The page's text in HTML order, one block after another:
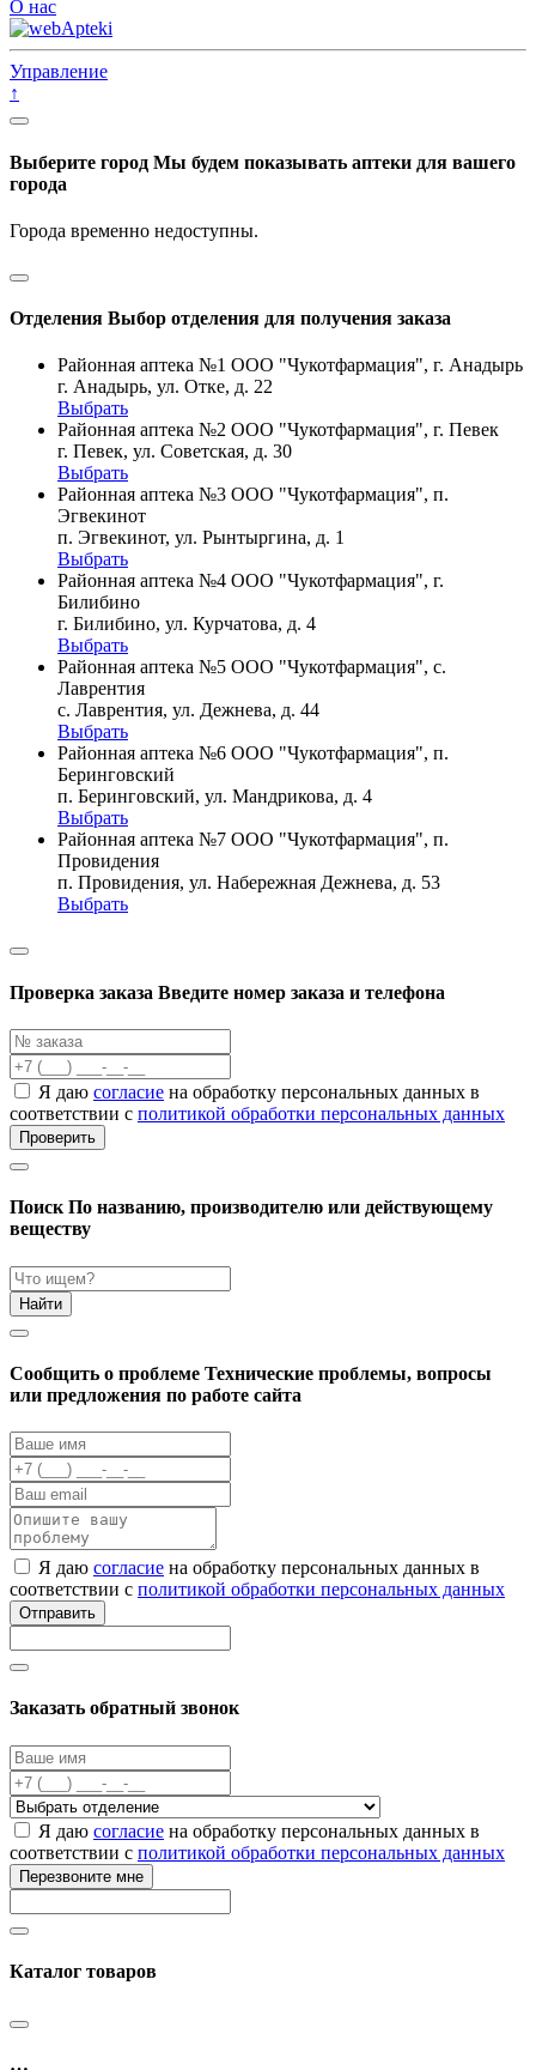
О нас
Управление
↑
Выберите город Мы будем показывать аптеки для вашего
города
Города временно недоступны.
Отделения Выбор отделения для получения заказа
Районная аптека №1 ООО "Чукотфармация", г. Анадырь
г. Анадырь, ул. Отке, д. 22
Выбрать
Районная аптека №2 ООО "Чукотфармация", г. Певек
г. Певек, ул. Советская, д. 30
Выбрать
Районная аптека №3 ООО "Чукотфармация", п.
Эгвекинот
п. Эгвекинот, ул. Рынтыргина, д. 1
Выбрать
Районная аптека №4 ООО "Чукотфармация", г.
Билибино
г. Билибино, ул. Курчатова, д. 4
Выбрать
Районная аптека №5 ООО "Чукотфармация", с.
Лаврентия
с. Лаврентия, ул. Дежнева, д. 44
Выбрать
Районная аптека №6 ООО "Чукотфармация", п.
Беринговский
п. Беринговский, ул. Мандрикова, д. 4
Выбрать
Районная аптека №7 ООО "Чукотфармация", п.
Провидения
п. Провидения, ул. Набережная Дежнева, д. 53
Выбрать
Проверка заказа Введите номер заказа и телефона
Я даю согласие на обработку персональных данных в
соответствии с политикой обработки персональных данных
Проверить
Поиск По названию, производителю или действующему
веществу
Найти
Cообщить о проблеме Технические проблемы, вопросы
или предложения по работе сайта
Я даю согласие на обработку персональных данных в
соответствии с политикой обработки персональных данных
Отправить
Заказать обратный звонок
Я даю согласие на обработку персональных данных в
соответствии с политикой обработки персональных данных
Перезвоните мне
Каталог товаров
…